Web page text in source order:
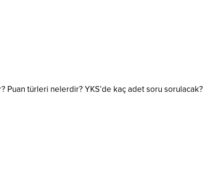
Puan türleri nelerdir? YKS’de kaç adet soru sorulacak?